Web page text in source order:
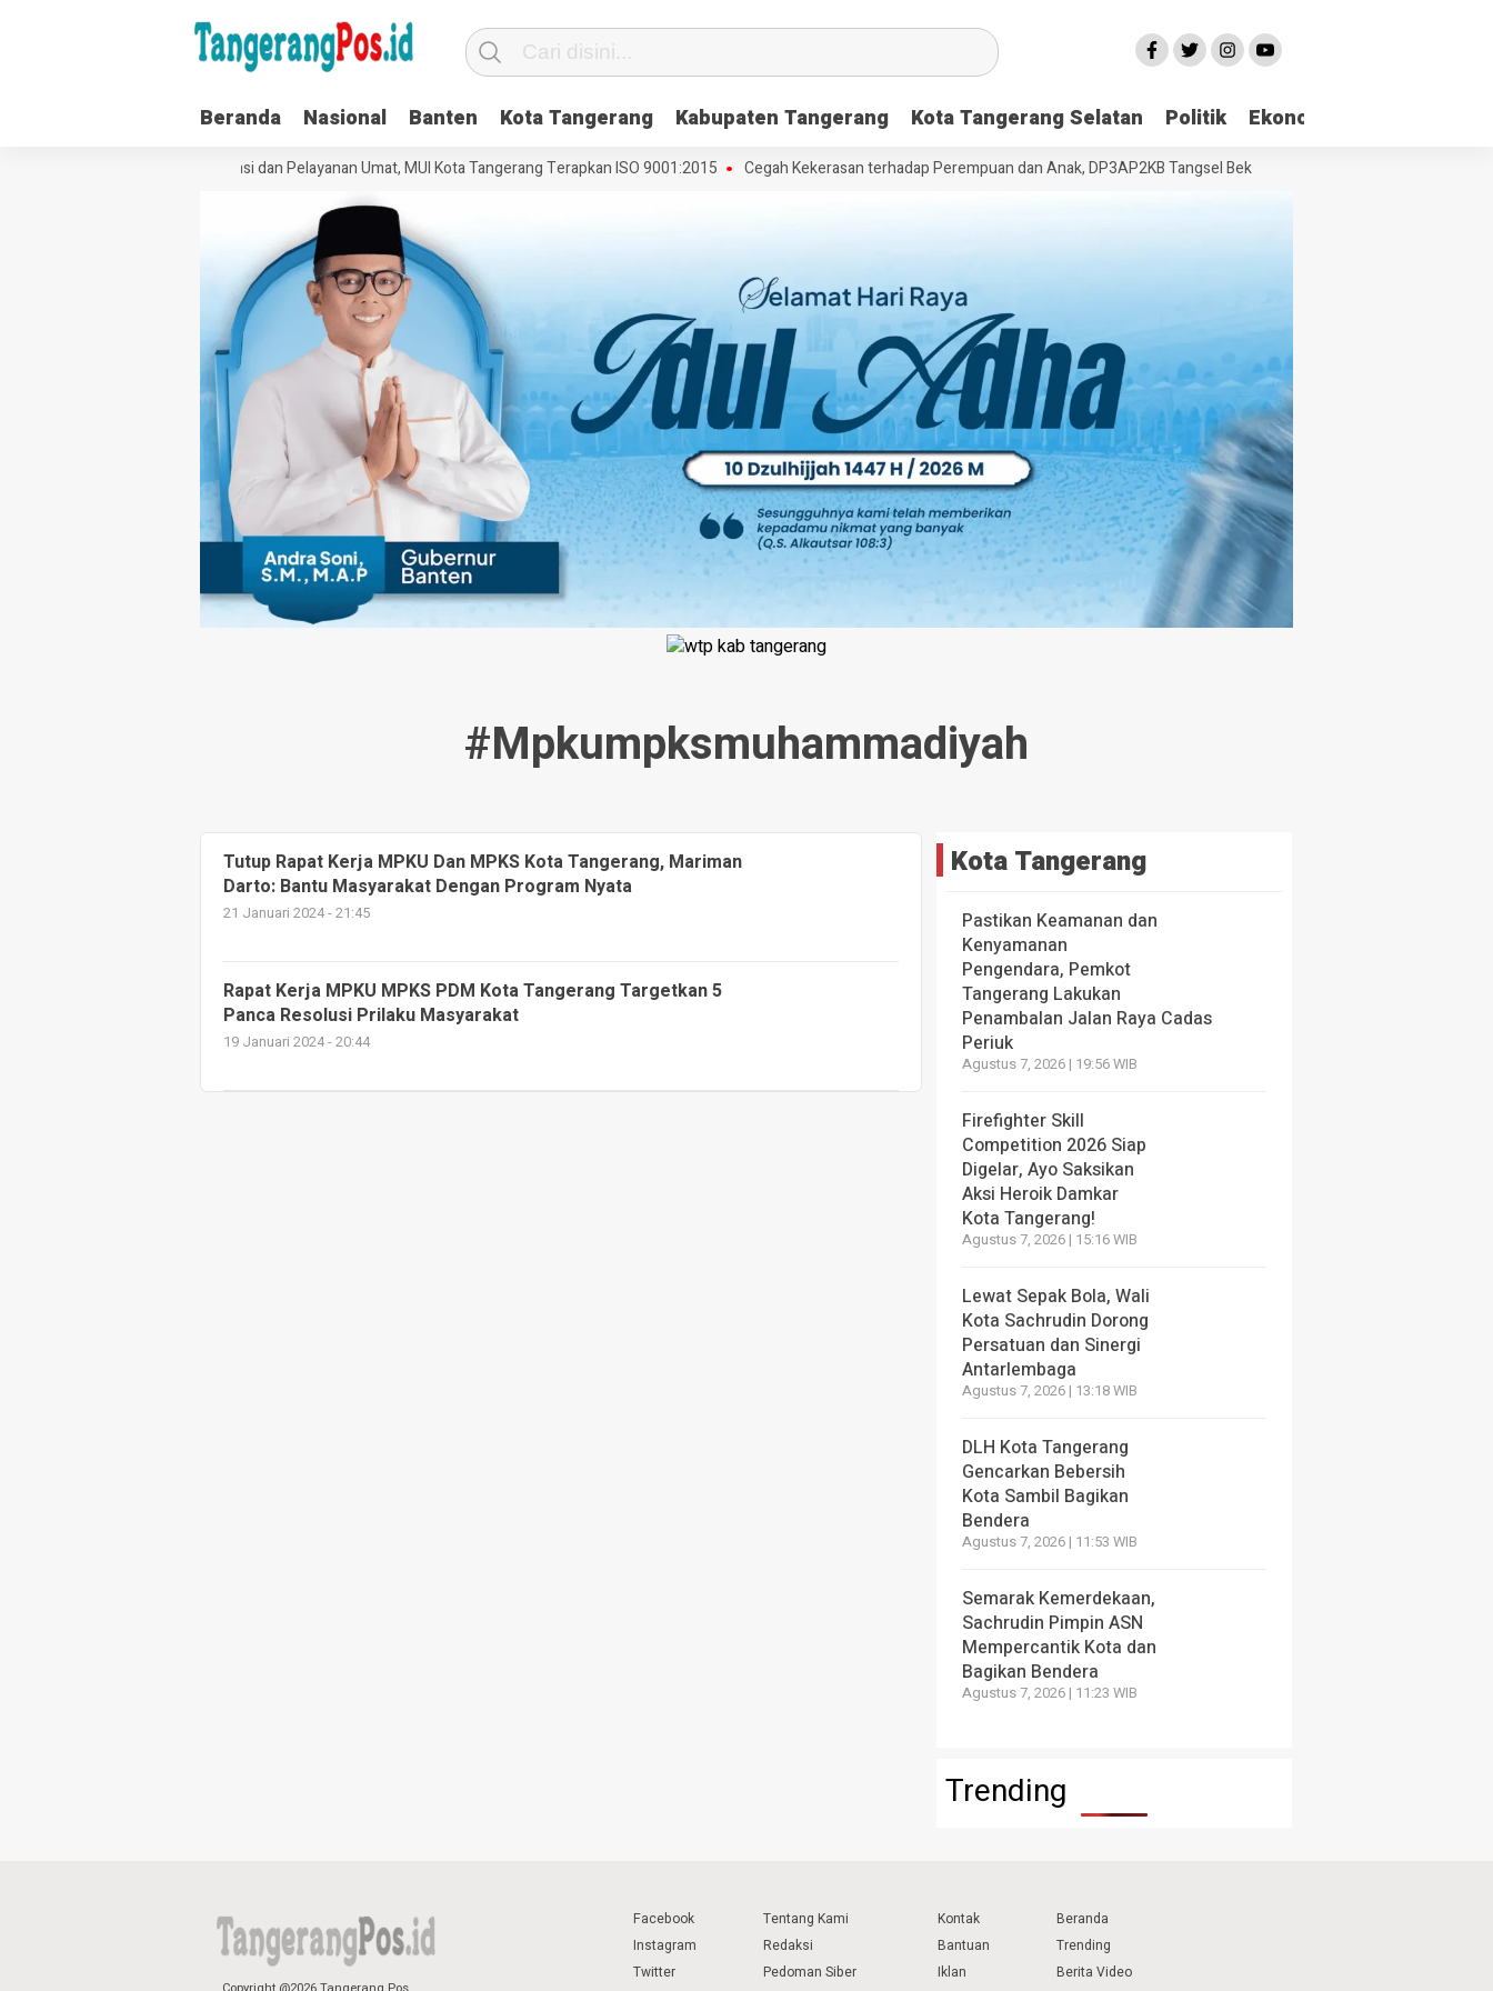
Beranda Nasional Banten Kota Tangerang Kabupaten Tangerang Kota Tangerang Selatan Politik Ekonomi
Perkuat Tata Kelola Organisasi dan Pelayanan Umat, MUI Kota Tangerang Terapkan ISO 9001:2015 Cegah Kekerasan terhadap Perempuan dan Anak, DP3AP2KB Tangsel Bekali Masyarakat Manajemen Stres dan
#mpkumpksmuhammadiyah
Tutup Rapat Kerja MPKU Dan MPKS Kota Tangerang, Mariman
Darto: Bantu Masyarakat Dengan Program Nyata
21 Januari 2024 - 21:45
Rapat Kerja MPKU MPKS PDM Kota Tangerang Targetkan 5
Panca Resolusi Prilaku Masyarakat
19 Januari 2024 - 20:44
Kota Tangerang
Pastikan Keamanan dan
Kenyamanan
Pengendara, Pemkot
Tangerang Lakukan
Penambalan Jalan Raya Cadas
Periuk
Agustus 7, 2026 | 19:56 WIB
Firefighter Skill
Competition 2026 Siap
Digelar, Ayo Saksikan
Aksi Heroik Damkar
Kota Tangerang!
Agustus 7, 2026 | 15:16 WIB
Lewat Sepak Bola, Wali
Kota Sachrudin Dorong
Persatuan dan Sinergi
Antarlembaga
Agustus 7, 2026 | 13:18 WIB
DLH Kota Tangerang
Gencarkan Bebersih
Kota Sambil Bagikan
Bendera
Agustus 7, 2026 | 11:53 WIB
Semarak Kemerdekaan,
Sachrudin Pimpin ASN
Mempercantik Kota dan
Bagikan Bendera
Agustus 7, 2026 | 11:23 WIB
Trending
Facebook
Instagram
Twitter
Tentang Kami
Redaksi
Pedoman Siber
Kontak
Bantuan
Iklan
Beranda
Trending
Berita Video